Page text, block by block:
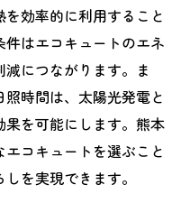
エコキュートモデル
ュートの性能向上法
引き出す熊本県の条
コキュートの相性
する熊本県の気候条
効率的に利用すること
はエコキュートのエネ
につながります。ま
時間は、太陽光発電と
を可能にします。熊本
コキュートを選ぶこと
を実現できます。